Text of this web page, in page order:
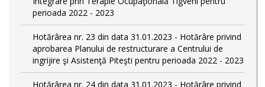
perioada 2022 - 2023
Hotărârea nr. 23 din data 31.01.2023 - Hotărâre privind
aprobarea Planului de restructurare a Centrului de
ingrijire şi Asistenţă Piteşti pentru perioada 2022 - 2023
Hotărârea nr. 24 din data 31.01.2023 - Hotărâre privind